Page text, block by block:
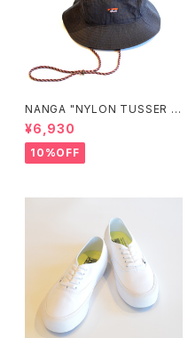
NANGA "NYLON TUSSER S
UNSHADE HAT"
¥6,930
10%OFF